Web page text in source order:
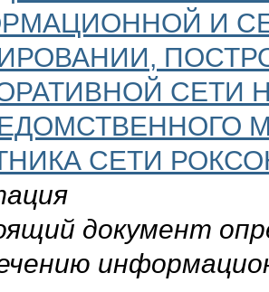
И
СЕТИ
СЕТИ
документ